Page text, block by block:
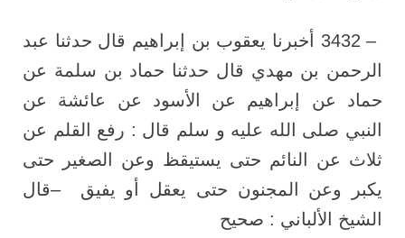
3432 –
أخبرنا يعقوب بن إبراهيم قال حدثنا عبد
الرحمن بن مهدي قال حدثنا حماد بن سلمة عن
حماد عن إبراهيم عن الأسود عن عائشة عن
النبي صلى الله عليه و سلم قال : رفع القلم عن
ثلاث عن النائم حتى يستيقظ وعن الصغير حتى
يكبر وعن المجنون حتى يعقل أو يفيق
–قال
الشيخ الألباني : صحيح